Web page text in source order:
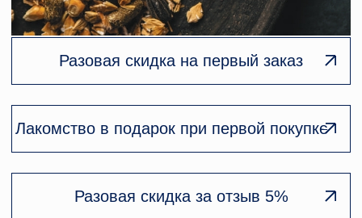
КОРМА И
ЛОШАДЕЙ